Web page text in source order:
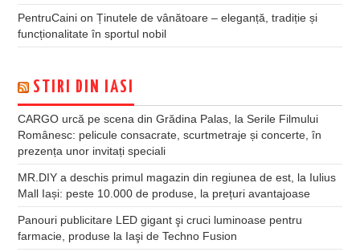
PentruCaini onȚinutele de vânătoare – eleganță, tradiție și
funcționalitate în sportul nobil
STIRI DIN IASI
CARGO urcă pe scena din Grădina Palas, la Serile Filmului
Românesc: pelicule consacrate, scurtmetraje și concerte, în
prezența unor invitați speciali
MR.DIY a deschis primul magazin din regiunea de est, la Iulius
Mall Iași: peste 10.000 de produse, la prețuri avantajoase
Panouri publicitare LED gigant şi cruci luminoase pentru
farmacie, produse la Iaşi de Techno Fusion